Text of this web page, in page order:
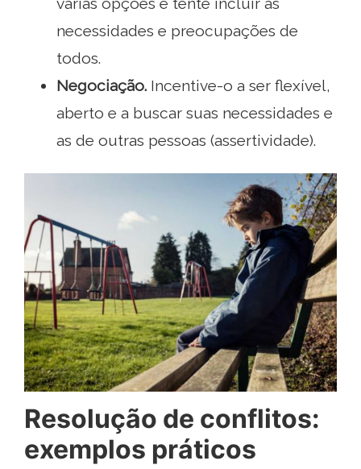
necessidades e preocupações de
todos.
Negociação. Incentive-o a ser flexível,
aberto e a buscar suas necessidades e
as de outras pessoas (assertividade).
Resolução de conflitos:
exemplos práticos